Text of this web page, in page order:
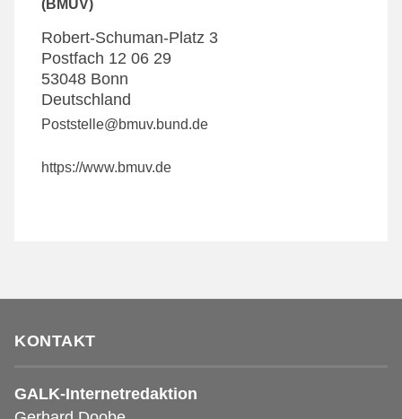
(BMUV)
Robert-Schuman-Platz 3
Postfach 12 06 29
53048 Bonn
Deutschland
Poststelle@bmuv.bund.de
https://www.bmuv.de
KONTAKT
GALK-Internetredaktion